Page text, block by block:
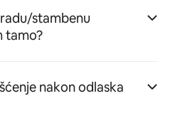
stambenu
tamo?
nakon odlaska